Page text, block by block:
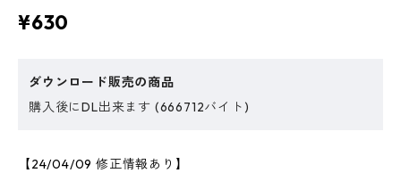
¥630
ダウンロード販売の商品
購入後にDL出来ます (666712バイト)
【24/04/09 修正情報あり】